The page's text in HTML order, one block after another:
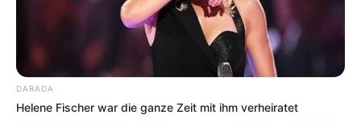
angelegtes Freizeit- und Erholungsbad mit Innen-
und Außenbecken, 50-Meter-Rutsche, 25-Meter-
Bahnen, Kinderbecken und einem 33°C warmen
Sole-Becken. Informationen unter
www.wendlandth
erme.de
DARADA
Helene Fischer war die ganze Zeit mit ihm verheiratet